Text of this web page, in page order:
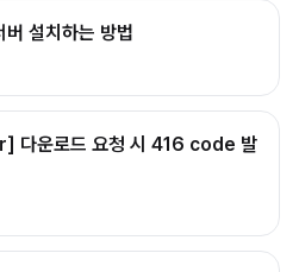
설치하는 방법
운로드 요청 시 416 code 발